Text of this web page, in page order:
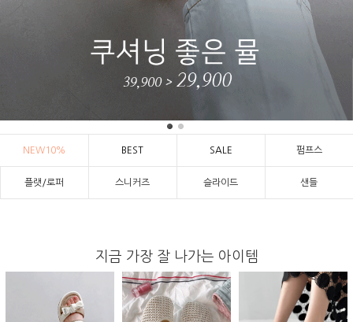
NEW10% BEST SALE 펌프스
플랫/로퍼 스니커즈 슬라이드 샌들
지금 가장 잘 나가는 아이템